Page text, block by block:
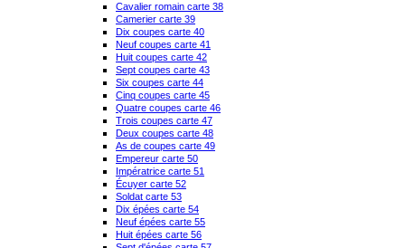
Cavalier romain carte 38
Camerier carte 39
Dix coupes carte 40
Neuf coupes carte 41
Huit coupes carte 42
Sept coupes carte 43
Six coupes carte 44
Cinq coupes carte 45
Quatre coupes carte 46
Trois coupes carte 47
Deux coupes carte 48
As de coupes carte 49
Empereur carte 50
Impératrice carte 51
Écuyer carte 52
Soldat carte 53
Dix épées carte 54
Neuf épées carte 55
Huit épées carte 56